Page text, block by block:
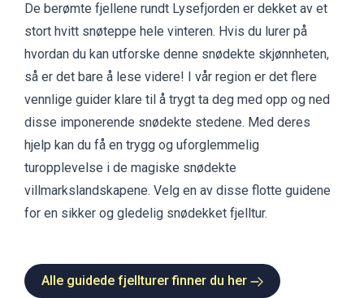
De berømte fjellene rundt Lysefjorden er dekket av et
stort hvitt snøteppe hele vinteren. Hvis du lurer på
hvordan du kan utforske denne snødekte skjønnheten,
så er det bare å lese videre! I vår region er det flere
vennlige guider klare til å trygt ta deg med opp og ned
disse imponerende snødekte stedene. Med deres
hjelp kan du få en trygg og uforglemmelig
turopplevelse i de magiske snødekte
villmarkslandskapene. Velg en av disse flotte guidene
for en sikker og gledelig snødekket fjelltur.
Alle guidede fjellturer finner du her